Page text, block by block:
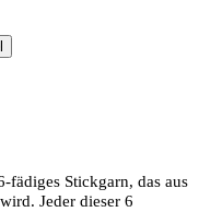
891 – Details
Stickgarn, das aus
Jeder dieser 6